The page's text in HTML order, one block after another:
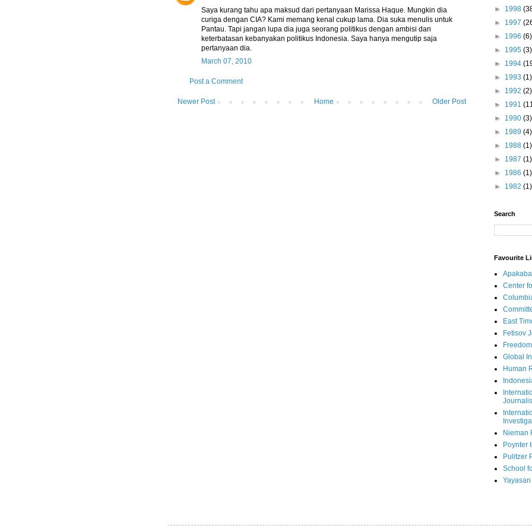
Saya kurang tahu apa maksud dari pertanyaan Marissa Haque. Mungkin dia
curiga dengan CIA? Kami memang kenal cukup lama. Dia suka menulis untuk
Pantau. Tapi jangan lupa dia juga seorang politikus dengan ambisi dan
keterbatasan kebanyakan politikus Indonesia. Saya hanya mengutip saja
pertanyaan dia.
March 07, 2010
Post a Comment
Newer Post Older Post
Home
► 1998
► 1997
► 1996 (6)
► 1995 (3)
► 1994
► 1993 (1)
► 1992 (2)
► 1991
► 1990 (3)
► 1989 (4)
► 1988 (1)
► 1987 (1)
► 1986 (1)
► 1982 (1)
Search
Favourite
Center
East
Fetisov
Global
Human
Nieman
Poynter
Pulitzer
School